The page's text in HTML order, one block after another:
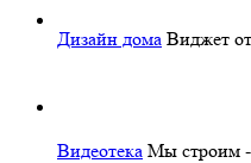
Дизайн дома Виджет
Видеотека Мы строим